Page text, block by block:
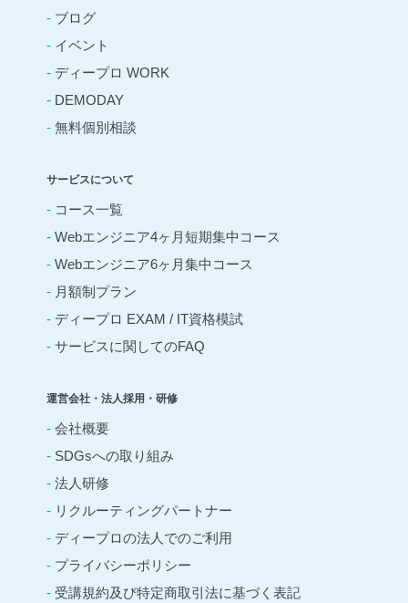
- ブログ
- イベント
- ディープロ WORK
- DEMODAY
- 無料個別相談
サービスについて
- コース一覧
- Webエンジニア4ヶ月短期集中コース
- Webエンジニア6ヶ月集中コース
- 月額制プラン
- ディープロ EXAM / IT資格模試
- サービスに関してのFAQ
運営会社・法人採用・研修
- 会社概要
- SDGsへの取り組み
- 法人研修
- リクルーティングパートナー
- ディープロの法人でのご利用
- プライバシーポリシー
- 受講規約及び特定商取引法に基づく表記